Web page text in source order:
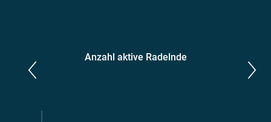
Anzahl aktive Radelnde